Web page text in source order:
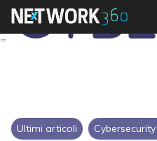
Ultimi articoli